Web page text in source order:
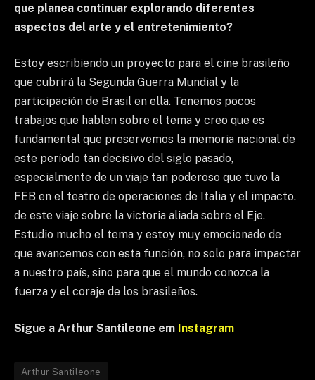
que planea continuar explorando diferentes
aspectos del arte y el entretenimiento?
Estoy escribiendo un proyecto para el cine brasileño
que cubrirá la Segunda Guerra Mundial y la
participación de Brasil en ella. Tenemos pocos
trabajos que hablen sobre el tema y creo que es
fundamental que preservemos la memoria nacional de
este período tan decisivo del siglo pasado,
especialmente de un viaje tan poderoso que tuvo la
FEB en el teatro de operaciones de Italia y el impacto.
de este viaje sobre la victoria aliada sobre el Eje.
Estudio mucho el tema y estoy muy emocionado de
que avancemos con esta función, no solo para impactar
a nuestro país, sino para que el mundo conozca la
fuerza y ​​​​el coraje de los brasileños.
Sigue a Arthur Santileone em Instagram
Arthur Santileone